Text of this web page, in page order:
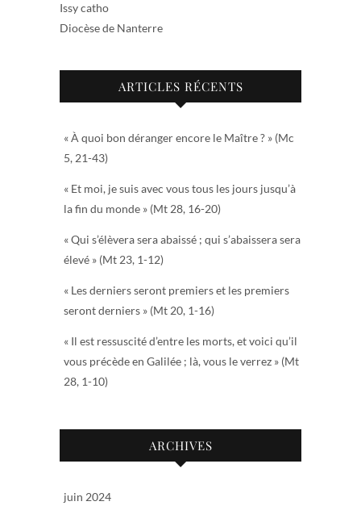
Issy catho
Diocèse de Nanterre
ARTICLES RÉCENTS
« À quoi bon déranger encore le Maître ? » (Mc
5, 21-43)
« Et moi, je suis avec vous tous les jours jusqu’à
la fin du monde » (Mt 28, 16-20)
« Qui s’élèvera sera abaissé ; qui s’abaissera sera
élevé » (Mt 23, 1-12)
« Les derniers seront premiers et les premiers
seront derniers » (Mt 20, 1-16)
« Il est ressuscité d’entre les morts, et voici qu’il
vous précède en Galilée ; là, vous le verrez » (Mt
28, 1-10)
ARCHIVES
juin 2024